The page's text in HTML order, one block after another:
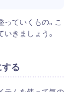
ていくもの。こ
きましょう。
る